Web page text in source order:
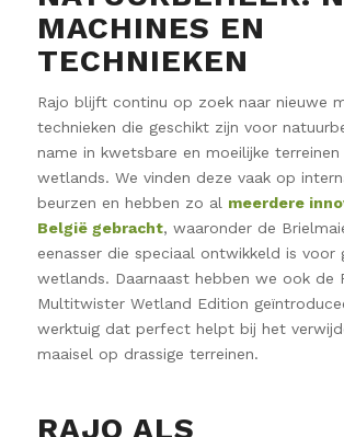
MACHINES EN
TECHNIEKEN
Rajo blijft continu op zoek naar nieuwe
technieken die geschikt zijn voor
name in kwetsbare en moeilijke terreinen
wetlands. We vinden deze vaak op
beurzen en hebben zo al meerdere
België gebracht, waaronder de
eenasser die speciaal ontwikkeld is voor
wetlands. Daarnaast hebben we ook de
Multitwister Wetland Edition
werktuig dat perfect helpt bij het
maaisel op drassige terreinen.
RAJO ALS